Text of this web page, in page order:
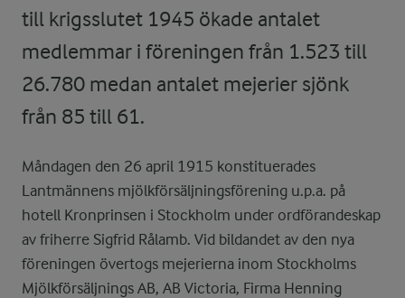
till krigsslutet 1945 ökade antalet
medlemmar i föreningen från 1.523 till
26.780 medan antalet mejerier sjönk
från 85 till 61.
Måndagen den 26 april 1915 konstituerades
Lantmännens mjölkförsäljningsförening u.p.a. på
hotell Kronprinsen i Stockholm under ordförandeskap
av friherre Sigfrid Rålamb. Vid bildandet av den nya
föreningen övertogs mejerierna inom Stockholms
Mjölkförsäljnings AB, AB Victoria, Firma Henning